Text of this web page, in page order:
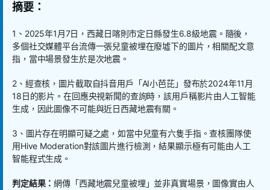
摘要：
1、2025年1月7日，西藏日喀則市定日縣發生6.8級地震。隨後，
多個社交媒體平台流傳一張兒童被埋在廢墟下的圖片，相關配文意
指，當中場景發生於是次地震。
2、經查核，圖片截取自抖音用戶「AI小芭芘」發布於2024年11月
18日的影片。在回應央視新聞的查詢時，該用戶稱影片由人工智能
生成，因此圖像不可能與近日西藏地震有關。
3、圖片存在明顯可疑之處，如當中兒童有六隻手指。查核團隊使
用Hive Moderation對該圖片進行檢測，結果顯示極有可能由人工
智能程式生成。
判定結果：網傳「西藏地震兒童被埋」並非真實場景，圖像實由人